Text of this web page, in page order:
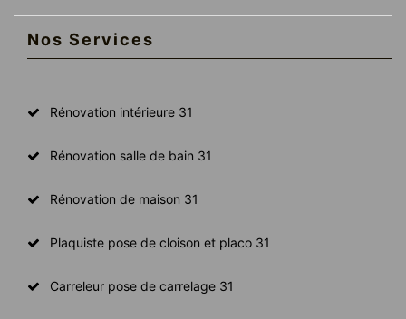
Nos Services
Rénovation intérieure 31
Rénovation salle de bain 31
Rénovation de maison 31
Plaquiste pose de cloison et placo 31
Carreleur pose de carrelage 31